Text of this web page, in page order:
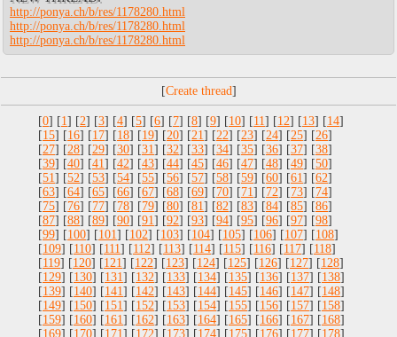
http://ponya.ch/b/res/1178280.html
http://ponya.ch/b/res/1178280.html
http://ponya.ch/b/res/1178280.html
[ ]
[0] [1 ] [2] [3] [4] [5] [6] [7] [8] [9] [10] [11 ] [12] [13] [14]
[15] [16] [17] [18] [19] [20] [21 ] [22] [23] [24] [25] [26]
[27] [28] [29] [30] [31 ] [32] [33] [34] [35] [36] [37] [38]
[39] [40] [41 ] [42] [43] [44] [45] [46] [47] [48] [49] [50]
[51 ] [52] [53] [54] [55] [56] [57] [58] [59] [60] [61 ] [62]
[63] [64] [65] [66] [67] [68] [69] [70] [71 ] [72] [73] [74]
[75] [76] [77] [78] [79] [80] [81 ] [82] [83] [84] [85] [86]
[87] [88] [89] [90] [91 ] [92] [93] [94] [95] [96] [97] [98]
[99] [100] [101 ] [102] [103] [104] [105] [106] [107] [108]
[109] [110] [111 ] [112] [113] [114] [115] [116] [117] [118]
[119] [120] [121 ] [122] [123] [124] [125] [126] [127] [128]
[129] [130] [131 ] [132] [133] [134] [135] [136] [137] [138]
[139] [140] [141 ] [142] [143] [144] [145] [146] [147] [148]
[149] [150] [151 ] [152] [153] [154] [155] [156] [157] [158]
[159] [160] [161 ] [162] [163] [164] [165] [166] [167] [168]
[169] [170] [171 ] [172] [173] [174] [175] [176] [177] [178]